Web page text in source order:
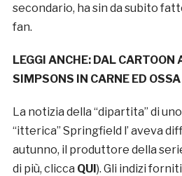
secondario, ha sin da subito
fan.
LEGGI ANCHE: DAL CARTOON
SIMPSONS IN CARNE ED
La notizia della “dipartita” di
“itterica” Springfield l’ aveva
autunno, il produttore della
di più, clicca QUI). Gli indizi